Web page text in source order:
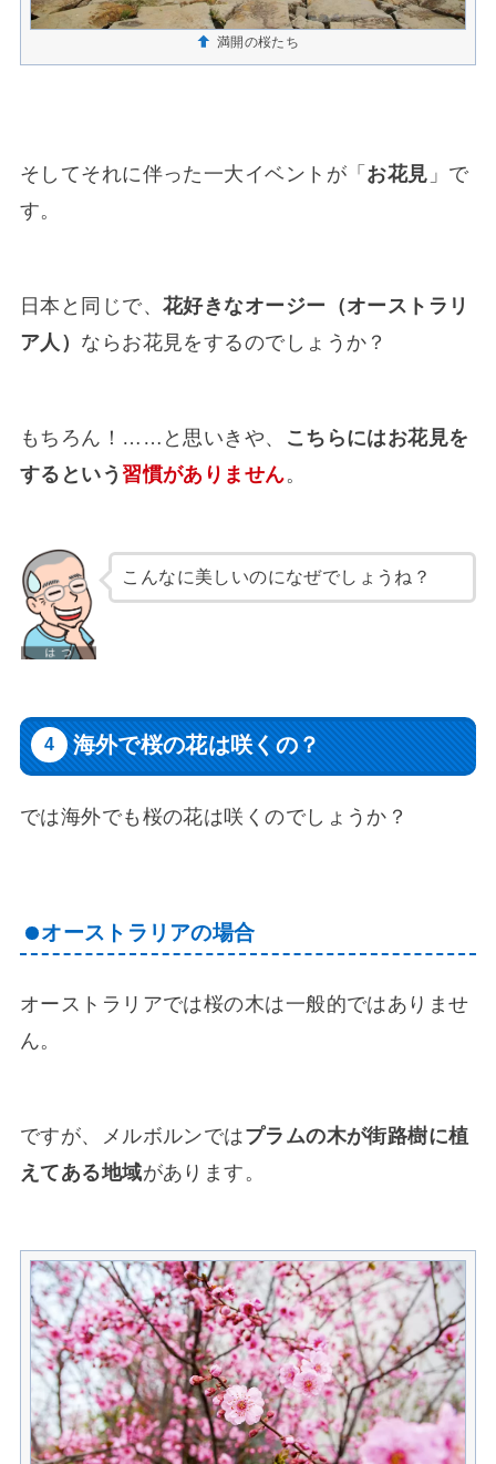
満開の桜たち
そしてそれに伴った一大イベントが「 お花見 」で
す。
日本と同じで、 花好きなオージー（オーストラリ
ア人） ならお花見をするのでしょうか？
もちろん！……と思いきや、
こちらにはお花見を
するという習慣がありません。
こんなに美しいのになぜでしょうね？
海外で桜の花は咲くの？
では海外でも桜の花は咲くのでしょうか？
オーストラリアの場合
オーストラリアでは桜の木は一般的ではありませ
ん。
ですが、メルボルンではプラムの木が街路樹に植
えてある地域があります。